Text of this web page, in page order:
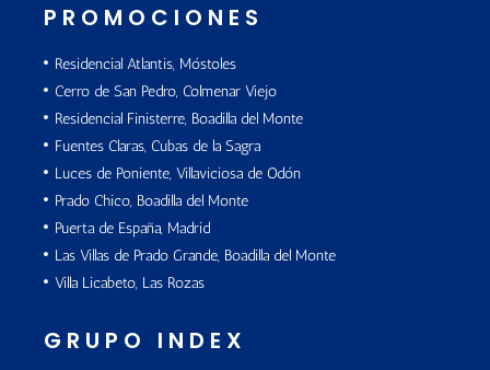
PROMOCIONES
Residencial Atlantis, Móstoles
Cerro de San Pedro, Colmenar Viejo
Residencial Finisterre, Boadilla del Monte
Fuentes Claras, Cubas de la Sagra
Luces de Poniente, Villaviciosa de Odón
Prado Chico, Boadilla del Monte
Puerta de España, Madrid
Las Villas de Prado Grande, Boadilla del Monte
Villa Licabeto, Las Rozas
GRUPO INDEX